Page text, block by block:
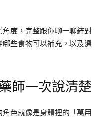
度，完整跟你聊一聊鋅對
些食物可以補充，以及選
師一次說清楚
色就像是身體裡的「萬用